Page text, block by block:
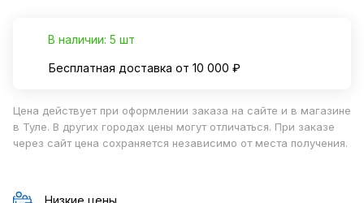
В наличии: 5 шт
Бесплатная доставка от 10 000 ₽
Цена действует при оформлении заказа на сайте и в магазине
в Туле. В других городах цены могут отличаться. При заказе
через сайт цена сохраняется независимо от места получения.